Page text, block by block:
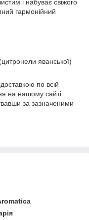
і набуває свіжого
гармонійний
яванської)
по всій
на нашому сайті
за зазначеними